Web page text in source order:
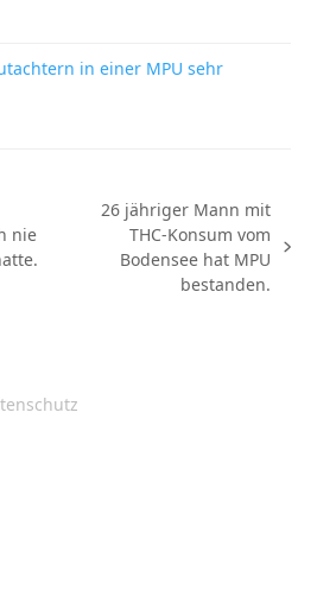
in einer MPU sehr
nie
Nächster
26 jähriger Mann mit
THC-Konsum vom
Bodensee hat MPU
bestanden.